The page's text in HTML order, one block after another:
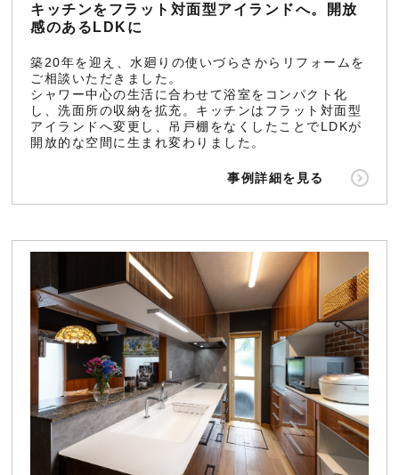
キッチンをフラット対面型アイランドへ。開放
感のあるLDKに
築20年を迎え、水廻りの使いづらさからリフォームを
ご相談いただきました。
シャワー中心の生活に合わせて浴室をコンパクト化
し、洗面所の収納を拡充。キッチンはフラット対面型
アイランドへ変更し、吊戸棚をなくしたことでLDKが
開放的な空間に生まれ変わりました。
事例詳細を見る